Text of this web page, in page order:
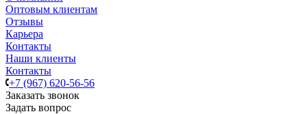
Оптовым клиентам
Отзывы
Карьера
Контакты
Наши клиенты
Контакты
+7 (967) 620-56-56
Заказать звонок
Задать вопрос